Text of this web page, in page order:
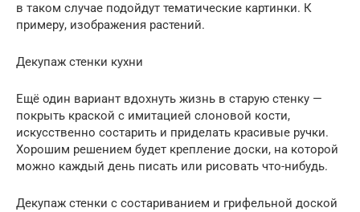
в таком случае подойдут тематические картинки. К
примеру, изображения растений.
Декупаж стенки кухни
Ещё один вариант вдохнуть жизнь в старую стенку —
покрыть краской с имитацией слоновой кости,
искусственно состарить и приделать красивые ручки.
Хорошим решением будет крепление доски, на которой
можно каждый день писать или рисовать что-нибудь.
Декупаж стенки с состариванием и грифельной доской